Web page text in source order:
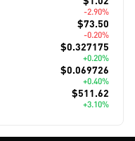
-2.90%
$73.50
-0.20%
$0.327175
+0.20%
$0.069726
+0.40%
$511.62
+3.10%